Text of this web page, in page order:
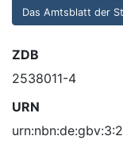
Das Amtsblatt der
ZDB
2538011-4
URN